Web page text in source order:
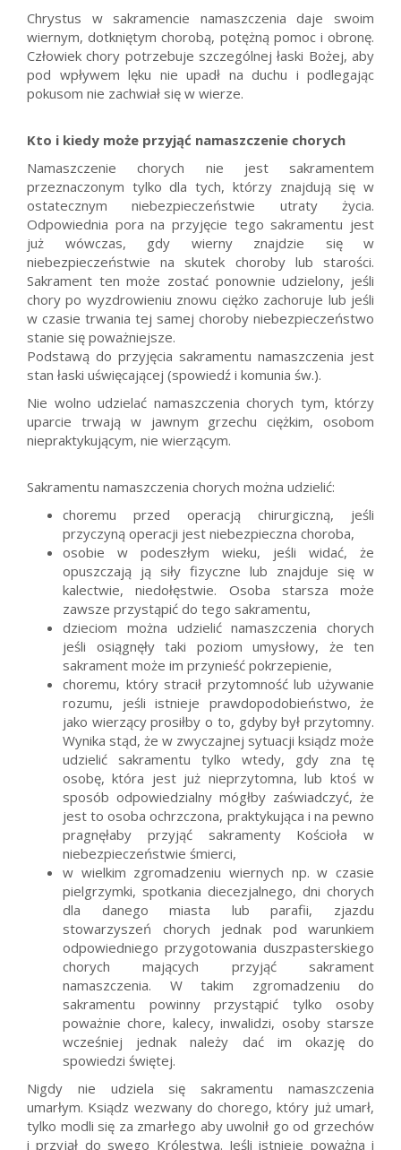
Chrystus w sakramencie namaszczenia daje swoim
wiernym, dotkniętym chorobą, potężną pomoc i obronę.
Człowiek chory potrzebuje szczególnej łaski Bożej, aby
pod wpływem lęku nie upadł na duchu i podlegając
pokusom nie zachwiał się w wierze.
Kto i kiedy może przyjąć namaszczenie chorych
Namaszczenie chorych nie jest sakramentem
przeznaczonym tylko dla tych, którzy znajdują się w
ostatecznym niebezpieczeństwie utraty życia.
Odpowiednia pora na przyjęcie tego sakramentu jest
już wówczas, gdy wierny znajdzie się w
niebezpieczeństwie na skutek choroby lub starości.
Sakrament ten może zostać ponownie udzielony, jeśli
chory po wyzdrowieniu znowu ciężko zachoruje lub jeśli
w czasie trwania tej samej choroby niebezpieczeństwo
stanie się poważniejsze.
Podstawą do przyjęcia sakramentu namaszczenia jest
stan łaski uświęcającej (spowiedź i komunia św.).
Nie wolno udzielać namaszczenia chorych tym, którzy
uparcie trwają w jawnym grzechu ciężkim, osobom
niepraktykującym, nie wierzącym.
Sakramentu namaszczenia chorych można udzielić:
choremu przed operacją chirurgiczną, jeśli
przyczyną operacji jest niebezpieczna choroba,
osobie w podeszłym wieku, jeśli widać, że
opuszczają ją siły fizyczne lub znajduje się w
kalectwie, niedołęstwie. Osoba starsza może
zawsze przystąpić do tego sakramentu,
dzieciom można udzielić namaszczenia chorych
jeśli osiągnęły taki poziom umysłowy, że ten
sakrament może im przynieść pokrzepienie,
choremu, który stracił przytomność lub używanie
rozumu, jeśli istnieje prawdopodobieństwo, że
jako wierzący prosiłby o to, gdyby był przytomny.
Wynika stąd, że w zwyczajnej sytuacji ksiądz może
udzielić sakramentu tylko wtedy, gdy zna tę
osobę, która jest już nieprzytomna, lub ktoś w
sposób odpowiedzialny mógłby zaświadczyć, że
jest to osoba ochrzczona, praktykująca i na pewno
pragnęłaby przyjąć sakramenty Kościoła w
niebezpieczeństwie śmierci,
w wielkim zgromadzeniu wiernych np. w czasie
pielgrzymki, spotkania diecezjalnego, dni chorych
dla danego miasta lub parafii, zjazdu
stowarzyszeń chorych jednak pod warunkiem
odpowiedniego przygotowania duszpasterskiego
chorych mających przyjąć sakrament
namaszczenia. W takim zgromadzeniu do
sakramentu powinny przystąpić tylko osoby
poważnie chore, kalecy, inwalidzi, osoby starsze
wcześniej jednak należy dać im okazję do
spowiedzi świętej.
Nigdy nie udziela się sakramentu namaszczenia
umarłym. Ksiądz wezwany do chorego, który już umarł,
tylko modli się za zmarłego aby uwolnił go od grzechów
i przyjął do swego Królestwa. Jeśli istnieje poważna i